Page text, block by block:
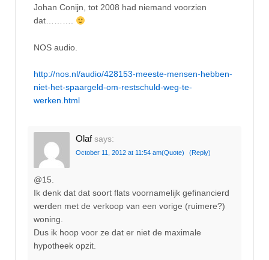
Johan Conijn, tot 2008 had niemand voorzien
dat……….
NOS audio.
http://nos.nl/audio/428153-meeste-mensen-hebben-
niet-het-spaargeld-om-restschuld-weg-te-
werken.html
Olaf says:
October 11, 2012 at 11:54 am(Quote) (Reply)
@15.
Ik denk dat dat soort flats voornamelijk gefinancierd
werden met de verkoop van een vorige (ruimere?)
woning.
Dus ik hoop voor ze dat er niet de maximale
hypotheek opzit.